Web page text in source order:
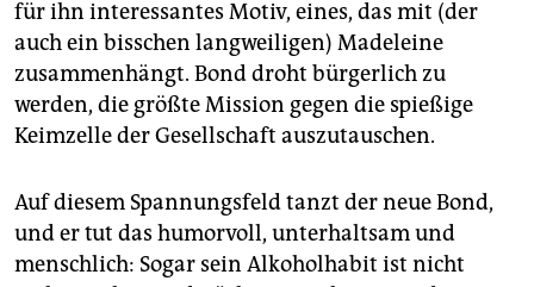
für ihn interessantes Motiv, eines, das mit (der
auch ein bisschen langweiligen) Madeleine
zusammenhängt. Bond droht bürgerlich zu
werden, die größte Mission gegen die spießige
Keimzelle der Gesellschaft auszutauschen.
Auf diesem Spannungsfeld tanzt der neue Bond,
und er tut das humorvoll, unterhaltsam und
menschlich: Sogar sein Alkoholhabit ist nicht